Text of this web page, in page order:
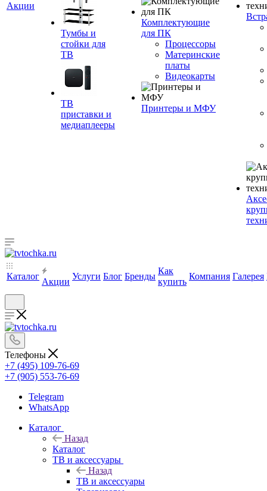
Акции
Тумбы и
стойки для
ТВ
ТВ
приставки и
медиаплееры
Комплектующие
для ПК
Процессоры
Материнские
платы
Видеокарты
Принтеры и МФУ
Каталог
Акции
Услуги Блог Бренды
Как
купить
Компания Галерея
Телефоны
+7 (495) 109-76-69
+7 (905) 553-76-69
Telegram
WhatsApp
Каталог
Назад
Каталог
ТВ и аксессуары
Назад
ТВ и аксессуары